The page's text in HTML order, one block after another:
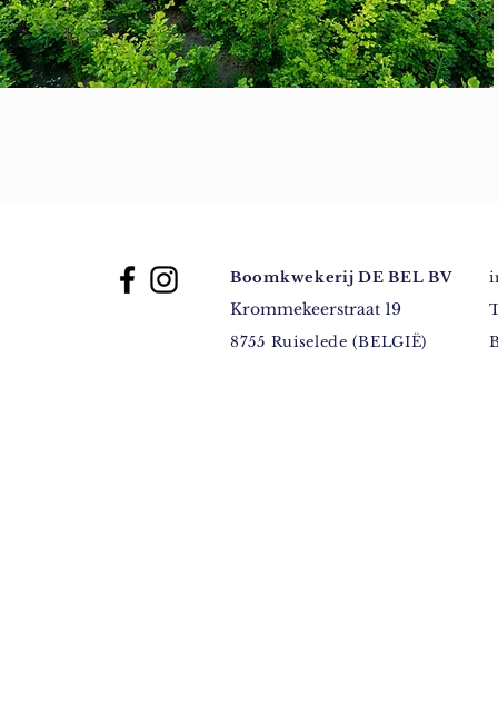
Boomkwekerij DE BEL BV
Krommekeerstraat 19
8755 Ruiselede (BELGIË)